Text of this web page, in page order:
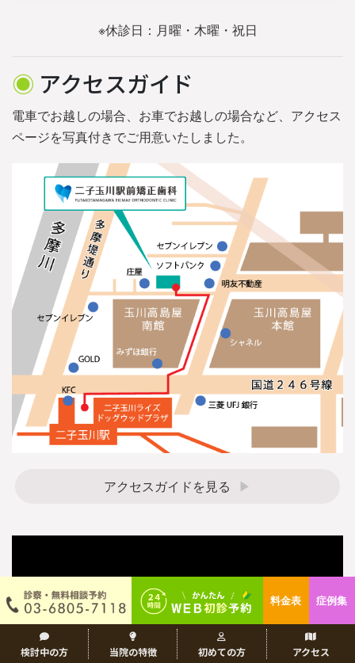
※休診日：月曜・木曜・祝日
◉ アクセスガイド
電車でお越しの場合、お車でお越しの場合など、アクセス
ページを写真付きでご用意いたしました。
アクセスガイドを見る
検討中の方 当院の特徴 初めての方 アクセス
料金表 症例集